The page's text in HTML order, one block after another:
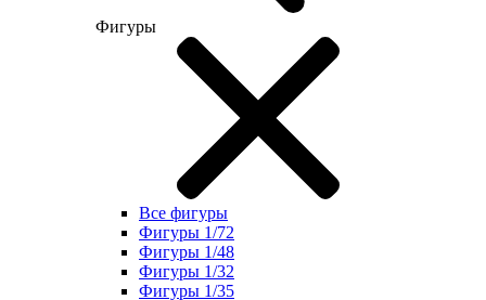
Фигуры
Все фигуры
Фигуры 1/72
Фигуры 1/48
Фигуры 1/32
Фигуры 1/35